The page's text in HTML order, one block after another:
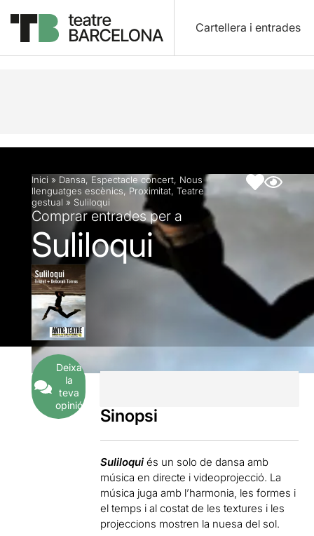
Cartellera i entrades
Descripció Fitxa artística
Inici » Dansa, Espectacle concert, Nous
llenguatges escènics, Proximitat, Teatre
gestual » Suliloqui
Comprar entrades per a
Suliloqui
Deixa
la
teva
opinió
Sinopsi
Suliloquiés un solo de dansa amb
música en directe i videoprojecció. La
música juga amb l’harmonia, les formes i
el temps i al costat de les textures i les
projeccions mostren la nuesa del sol.